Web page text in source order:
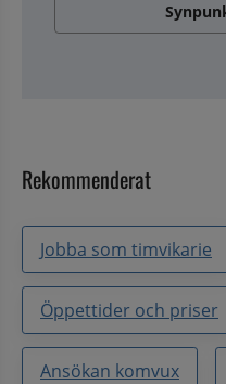
Rekommenderat
Jobba som timvikarie
Öppettider och priser
Ansökan komvux